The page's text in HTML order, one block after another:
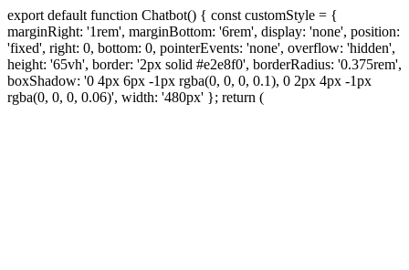
export default function Chatbot() { const customStyle = {
marginRight: '1rem', marginBottom: '6rem', display: 'none', position:
'fixed', right: 0, bottom: 0, pointerEvents: 'none', overflow: 'hidden',
height: '65vh', border: '2px solid #e2e8f0', borderRadius: '0.375rem',
boxShadow: '0 4px 6px -1px rgba(0, 0, 0, 0.1), 0 2px 4px -1px
rgba(0, 0, 0, 0.06)', width: '480px' }; return (